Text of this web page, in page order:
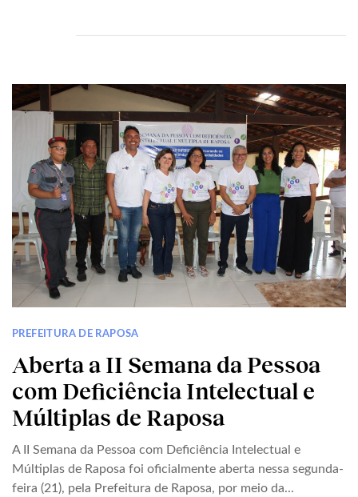
PREFEITURA DE RAPOSA
Aberta a II Semana da Pessoa
com Deficiência Intelectual e
Múltiplas de Raposa
A II Semana da Pessoa com Deficiência Intelectual e
Múltiplas de Raposa foi oficialmente aberta nessa segunda-
feira (21), pela Prefeitura de Raposa, por meio da...